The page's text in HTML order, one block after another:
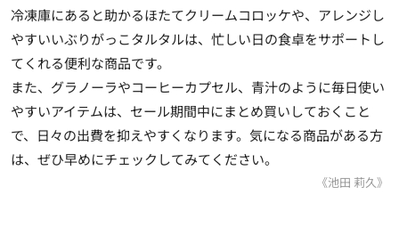
冷凍庫にあると助かるほたてクリームコロッケや、アレンジし
やすいいぶりがっこタルタルは、忙しい日の食卓をサポートし
てくれる便利な商品です。
また、グラノーラやコーヒーカプセル、青汁のように毎日使い
やすいアイテムは、セール期間中にまとめ買いしておくこと
で、日々の出費を抑えやすくなります。気になる商品がある方
は、ぜひ早めにチェックしてみてください。
《池田 莉久》